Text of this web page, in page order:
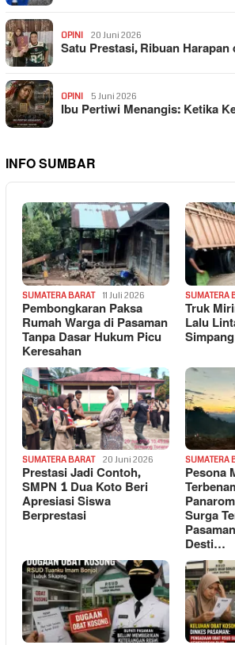
OPINI 20 Juni 2026
Satu Prestasi, Ribuan
OPINI 5 Juni 2026
Ibu Pertiwi Menangis: Ketika
INFO SUMBAR
SUMATERA BARAT 11 Juli 2026
Pembongkaran Paksa
Rumah Warga di Pasaman
Tanpa Dasar Hukum Picu
Keresahan
SUMATERA
Truk
Lalu
SUMATERA BARAT 20 Juni 2026
Prestasi Jadi Contoh,
SMPN 1 Dua Koto Beri
Apresiasi Siswa
Berprestasi
SUMATERA
Pesona
Surga
Desti…